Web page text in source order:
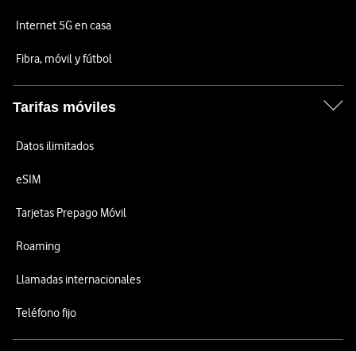
Internet 5G en casa
Fibra, móvil y fútbol
Tarifas móviles
Datos ilimitados
eSIM
Tarjetas Prepago Móvil
Roaming
Llamadas internacionales
Teléfono fijo